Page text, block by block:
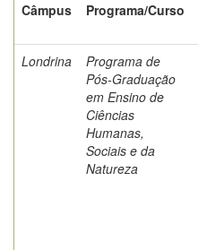
Câmpus
Programa/Curso
Londrina
Programa de
Pós-Graduação
em Ensino de
Ciências
Humanas,
Sociais e da
Natureza